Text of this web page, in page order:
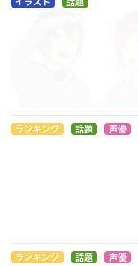
ランキング 話題 声優
ランキング 話題 声優